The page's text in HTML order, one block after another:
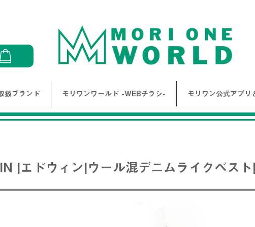
扱ブランド モリワンワールド -WEBチラシ- モリワン公式アプリ
|エドウィン|ウール混デニムライクベス